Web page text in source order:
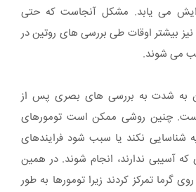
می یابد. مشکل آنجاست که حتی
بیشتر اوقات طی بررسی های روتین در
می شوند.
به شدت به بررسی های بصری پس از
چنین روشی ممکن است تومورهای
شناسایی نکند یا سبب شود فرایندهای
که آسیبی ندارند، انجام شوند. در همین
گرما تمرکز کردند زیرا تومورها به طور